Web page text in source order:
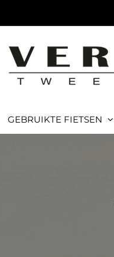
GEBRUIKTE FIETSEN